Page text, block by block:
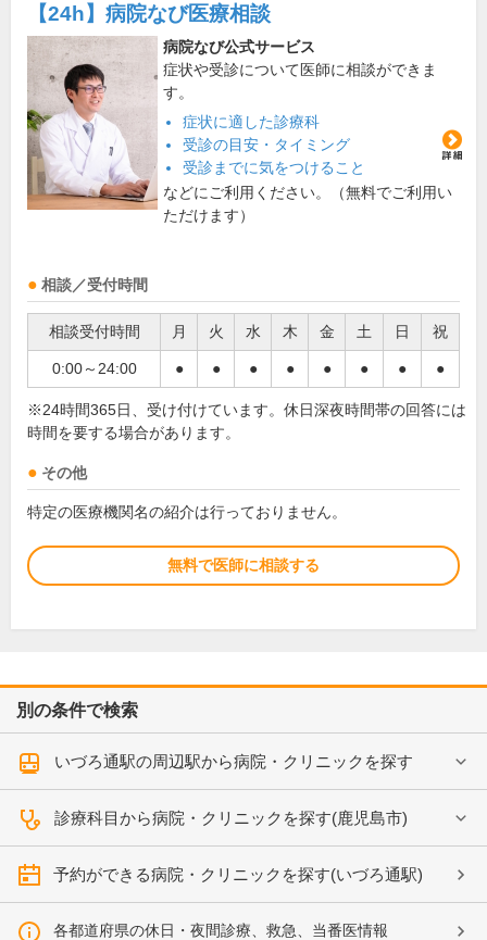
【24h】 病院なび医療相談
病院なび公式サービス
症状や受診について医師に相談ができま
す。
症状に適した診療科
受診の目安・タイミング
受診までに気をつけること
などにご利用ください。（無料でご利用い
ただけます）
相談／受付時間
相談受付時間 月 火 水 木 金 土 日 祝
0:00～24:00 ● ● ● ● ● ● ● ●
※24時間365日、受け付けています。休日深夜時間帯の回答には
時間を要する場合があります。
その他
特定の医療機関名の紹介は行っておりません。
無料で医師に相談する
別の条件で検索
いづろ通駅の周辺駅から病院・クリニックを探す
診療科目から病院・クリニックを探す(鹿児島市)
予約ができる病院・クリニックを探す(いづろ通駅)
各都道府県の休日・夜間診療、救急、当番医情報